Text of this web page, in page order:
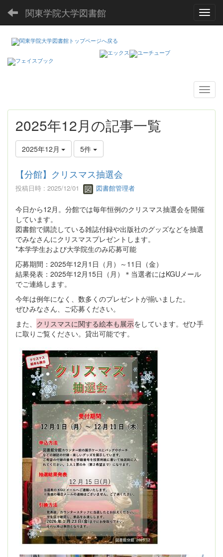
関東学院大学図書館
2025年12月の記事一覧
2025年12月 5件
【分館】クリスマス抽選会
投稿日時 : 2025/12/01 図書館管理者
今日から12月。分館では毎年恒例のクリスマス抽選会を開催
しています。
図書館で購読している雑誌付録や出版社のグッズなどを抽選
でみなさんにクリスマスプレゼントします。
*本学学生および大学院生のみ応募可能
応募期間：2025年12月1日（月）～11日（金）
結果発表：2025年12月15日（月）＊当選者にはKGUメール
でご連絡します。
今年は例年になく、数多くのプレゼントが揃いました。
ぜひみなさん、ご応募ください。
また、 クリスマスに関する絵本も展示をしています。ぜひ手
に取りご覧ください。貸出可能です。